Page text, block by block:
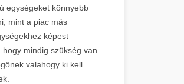
egységeket könnyebb
mint a piac más
képest
mindig szükség van
valahogy ki kell